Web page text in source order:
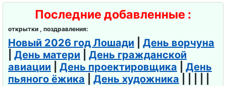
Последние добавленные :
открытки , поздравления:
Новый 2026 год Лошади
День ворчуна
День матери
День гражданской
авиации
День проектировщика
День
пьяного ёжика
День художника